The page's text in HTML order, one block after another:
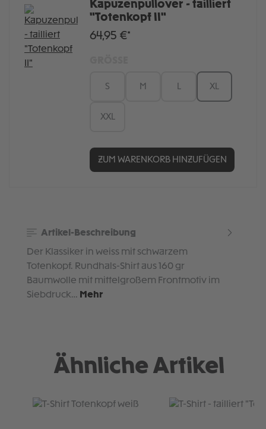
Kapuzenpullover - tailliert
"Totenkopf II"
64,95 €*
S M XL
XXL
ZUM WARENKORB HINZUFÜGEN
Artikel-Beschreibung
Der Klassiker in weiss mit schwarzem
Totenkopf. Rundhals-Shirt aus 160 gr
Baumwolle mit mittelgroßem Frontmotiv im
Siebdruck… Mehr
Ähnliche Artikel
Produktgalerie überspringen